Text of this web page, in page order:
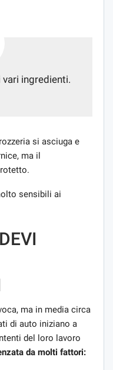
ingredienti.
si asciuga e
ma il
sensibili ai
ma in media circa
di auto iniziano a
del loro lavoro
da molti fattori: